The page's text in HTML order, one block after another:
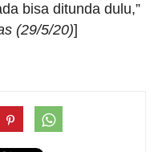
bisa ditunda dulu,”
(29/5/20)]